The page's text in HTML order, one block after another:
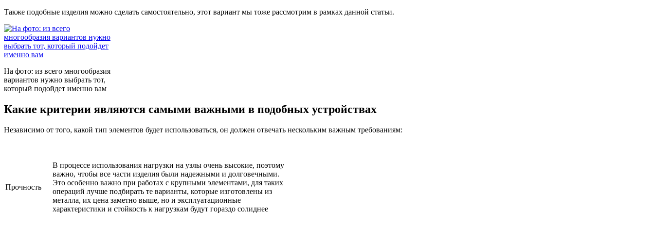
Также подобные изделия можно сделать самостоятельно, этот вариант мы тоже рассмотрим в рамках данной статьи.
На фото: из всего многообразия
вариантов нужно выбрать тот,
который подойдет именно вам
Какие критерии являются самыми важными в подобных устройствах
Независимо от того, какой тип элементов будет использоваться, он должен отвечать нескольким важным требованиям:
Прочность
В процессе использования нагрузки на узлы очень высокие, поэтому
важно, чтобы все части изделия были надежными и долговечными.
Это особенно важно при работах с крупными элементами, для таких
операций лучше подбирать те варианты, которые изготовлены из
металла, их цена заметно выше, но и эксплуатационные
характеристики и стойкость к нагрузкам будут гораздо солиднее